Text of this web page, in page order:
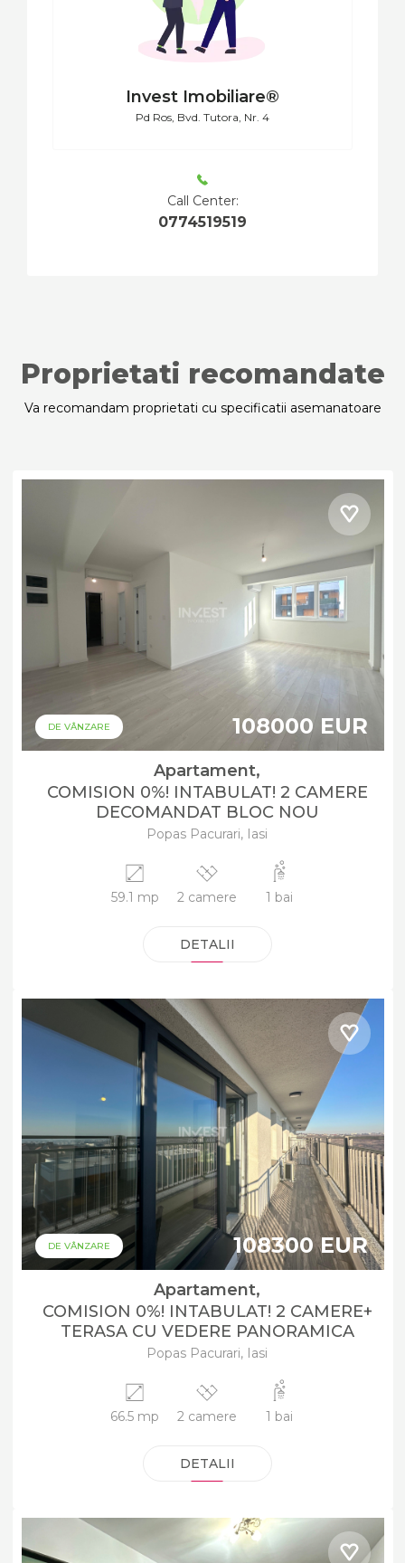
Invest Imobiliare®
Pd Ros, Bvd. Tutora, Nr. 4
Call Center:
0774519519
Proprietati recomandate
Va recomandam proprietati cu specificatii asemanatoare
DE VÂNZARE 108000 EUR
Apartament,
COMISION 0%! INTABULAT! 2 CAMERE
DECOMANDAT BLOC NOU
Popas Pacurari, Iasi
59.1 mp 2 camere 1 bai
DETALII
DE VÂNZARE 108300 EUR
Apartament,
COMISION 0%! INTABULAT! 2 CAMERE+
TERASA CU VEDERE PANORAMICA
Popas Pacurari, Iasi
66.5 mp 2 camere 1 bai
DETALII